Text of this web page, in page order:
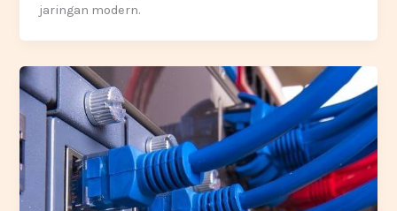
jaringan modern.